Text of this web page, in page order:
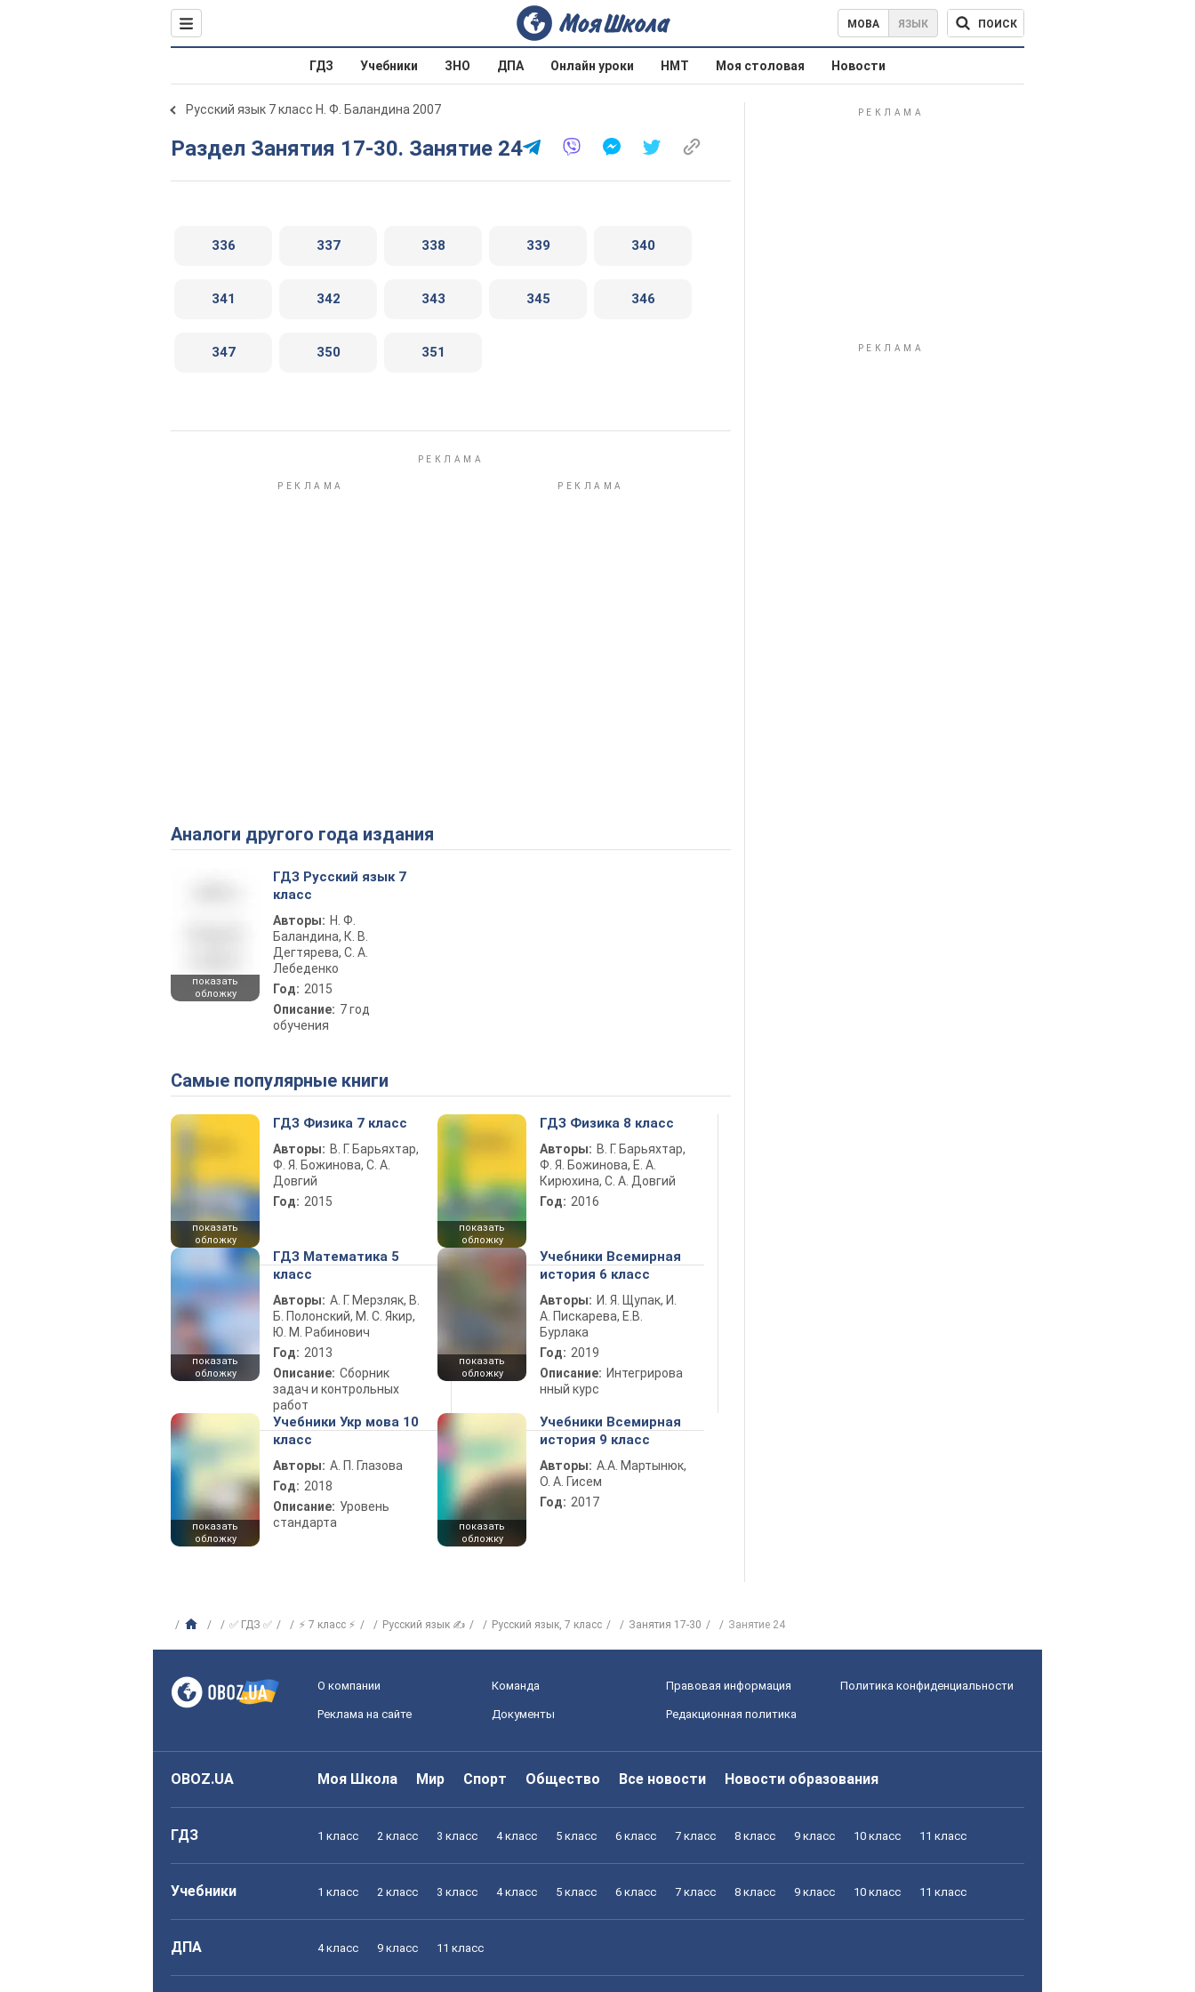
МОВА ЯЗЫК ПОИСК
ГДЗ Учебники ЗНО ДПА Онлайн уроки НМТ Моя столовая Новости
Русский язык 7 класс Н. Ф. Баландина 2007
Раздел Занятия 17-30. Занятие 24
336 337 338 339 340
341 342 343 345 346
347 350 351
Аналоги другого года издания
показать
обложку
ГДЗ Русский язык 7
класс
Авторы: Н. Ф.
Баландина, К. В.
Дегтярева, С. А.
Лебеденко
Год: 2015
Описание: 7 год
обучения
Самые популярные книги
показать
обложку
ГДЗ Физика 7 класс
Авторы: В. Г. Барьяхтар,
Ф. Я. Божинова, С. А.
Довгий
Год: 2015
показать
обложку
ГДЗ Физика 8 класс
Авторы: В. Г. Барьяхтар,
Ф. Я. Божинова, Е. А.
Кирюхина, С. А. Довгий
Год: 2016
показать
обложку
ГДЗ Математика 5
класс
Авторы: А. Г. Мерзляк, В.
Б. Полонский, М. С. Якир,
Ю. М. Рабинович
Год: 2013
Описание: Сборник
задач и контрольных
работ
показать
обложку
Учебники Всемирная
история 6 класс
Авторы: И. Я. Щупак, И.
А. Пискарева, Е.В.
Бурлака
Год: 2019
Описание: Интегрирова
нный курс
показать
обложку
Учебники Укр мова 10
класс
Авторы: А. П. Глазова
Год: 2018
Описание: Уровень
стандарта
показать
обложку
Учебники Всемирная
история 9 класс
Авторы: А.А. Мартынюк,
О. А. Гисем
Год: 2017
✅ ГДЗ ✅ ⚡ 7 класс ⚡ Русский язык ✍ Русский язык, 7 класс Занятия 17-30 Занятие 24
О компании Команда Правовая информация Политика конфиденциальности
Реклама на сайте Документы Редакционная политика
OBOZ.UA Моя Школа Мир Спорт Общество Все новости Новости образования
ГДЗ 1 класс 2 класс 3 класс 4 класс 5 класс 6 класс 7 класс 8 класс 9 класс 10 класс 11 класс
Учебники 1 класс 2 класс 3 класс 4 класс 5 класс 6 класс 7 класс 8 класс 9 класс 10 класс 11 класс
ДПА 4 класс 9 класс 11 класс